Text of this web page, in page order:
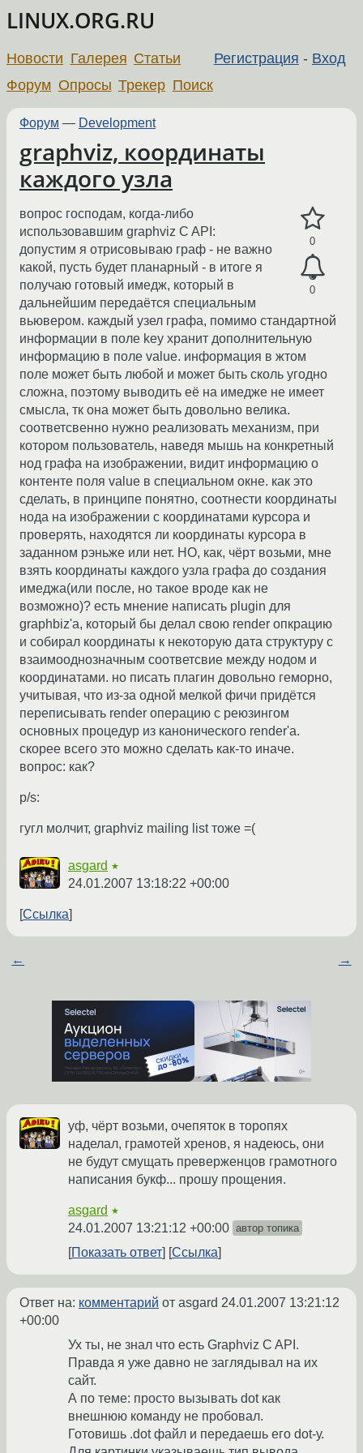
LINUX.ORG.RU
Регистрация - Вход
Новости Галерея Статьи
Форум Опросы Трекер Поиск
Форум — Development
graphviz, координаты
каждого узла
0
0
вопрос господам, когда-либо
использовавшим graphviz C API:
допустим я отрисовываю граф - не важно
какой, пусть будет планарный - в итоге я
получаю готовый имедж, который в
дальнейшим передаётся специальным
вьювером. каждый узел графа, помимо стандартной
информации в поле key хранит дополнительную
информацию в поле value. информация в жтом
поле может быть любой и может быть сколь угодно
сложна, поэтому выводить её на имедже не имеет
смысла, тк она может быть довольно велика.
соответсвенно нужно реализовать механизм, при
котором пользователь, наведя мышь на конкретный
нод графа на изображении, видит информацию о
контенте поля value в специальном окне. как это
сделать, в принципе понятно, соотнести координаты
нода на изображении с координатами курсора и
проверять, находятся ли координаты курсора в
заданном рэньже или нет. НО, как, чёрт возьми, мне
взять координаты каждого узла графа до создания
имеджа(или после, но такое вроде как не
возможно)? есть мнение написать plugin для
graphbiz'a, который бы делал свою render опкрацию
и собирал координаты к некоторую дата структуру с
взаимооднозначным соответсвие между нодом и
координатами. но писать плагин довольно геморно,
учитывая, что из-за одной мелкой фичи придётся
переписывать render операцию с реюзингом
основных процедур из канонического render'a.
скорее всего это можно сделать как-то иначе.
вопрос: как?
p/s:
гугл молчит, graphviz mailing list тоже =(
asgard ★
24.01.2007 13:18:22 +00:00
Ссылка
← →
уф, чёрт возьми, очепяток в торопях
наделал, грамотей хренов, я надеюсь, они
не будут смущать преверженцов грамотного
написания букф... прошу прощения.
asgard ★
24.01.2007 13:21:12 +00:00 автор топика
Показать ответ Ссылка
Ответ на: комментарий от asgard 24.01.2007 13:21:12
+00:00
Ух ты, не знал что есть Graphviz C API.
Правда я уже давно не заглядывал на их
сайт.
А по теме: просто вызывать dot как
внешнюю команду не пробовал.
Готовишь .dot файл и передаешь его dot-у.